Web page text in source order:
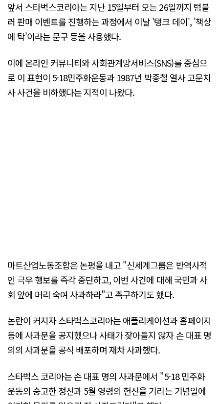
앞서 스타벅스코리아는 지난 15일부터 오는 26일까지 텀블
러 판매 이벤트를 진행하는 과정에서 이날 '탱크 데이', '책상
에 탁'이라는 문구 등을 사용했다.
이에 온라인 커뮤니티와 사회관계망서비스(SNS)를 중심으
로 이 표현이 5·18민주화운동과 1987년 박종철 열사 고문치
사 사건을 비하했다는 지적이 나왔다.
마트산업노동조합은 논평을 내고 "신세계그룹은 반역사적
인 극우 행보를 즉각 중단하고, 이번 사건에 대해 국민과 사
회 앞에 머리 숙여 사과하라"고 촉구하기도 했다.
논란이 커지자 스타벅스코리아는 애플리케이션과 홈페이지
등에 사과문을 공지했으나 사태가 잦아들지 않자 손 대표 명
의의 사과문을 공식 배포하며 재차 사과했다.
스타벅스 코리아는 손 대표 명의 사과문에서 "5·18 민주화
운동의 숭고한 정신과 5월 영령의 헌신을 기리는 기념일에